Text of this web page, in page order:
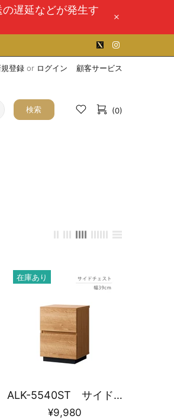
遅延などが発生す
規登録 or ログイン 顧客サービス
検索 (0)
在庫あり
ALK-5540ST サイドチェスト 幅39cm
¥9,980